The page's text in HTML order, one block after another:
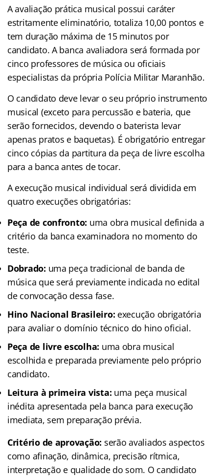
A avaliação prática musical possui caráter
estritamente eliminatório, totaliza 10,00 pontos e
tem duração máxima de 15 minutos por
candidato. A banca avaliadora será formada por
cinco professores de música ou oficiais
especialistas da própria Polícia Militar Maranhão.
O candidato deve levar o seu próprio instrumento
musical (exceto para percussão e bateria, que
serão fornecidos, devendo o baterista levar
apenas pratos e baquetas). É obrigatório entregar
cinco cópias da partitura da peça de livre escolha
para a banca antes de tocar.
A execução musical individual será dividida em
quatro execuções obrigatórias:
Peça de confronto: uma obra musical definida a
critério da banca examinadora no momento do
teste.
Dobrado: uma peça tradicional de banda de
música que será previamente indicada no edital
de convocação dessa fase.
Hino Nacional Brasileiro: execução obrigatória
para avaliar o domínio técnico do hino oficial.
Peça de livre escolha: uma obra musical
escolhida e preparada previamente pelo próprio
candidato.
Leitura à primeira vista: uma peça musical
inédita apresentada pela banca para execução
imediata, sem preparação prévia.
Critério de aprovação: serão avaliados aspectos
como afinação, dinâmica, precisão rítmica,
interpretação e qualidade do som. O candidato